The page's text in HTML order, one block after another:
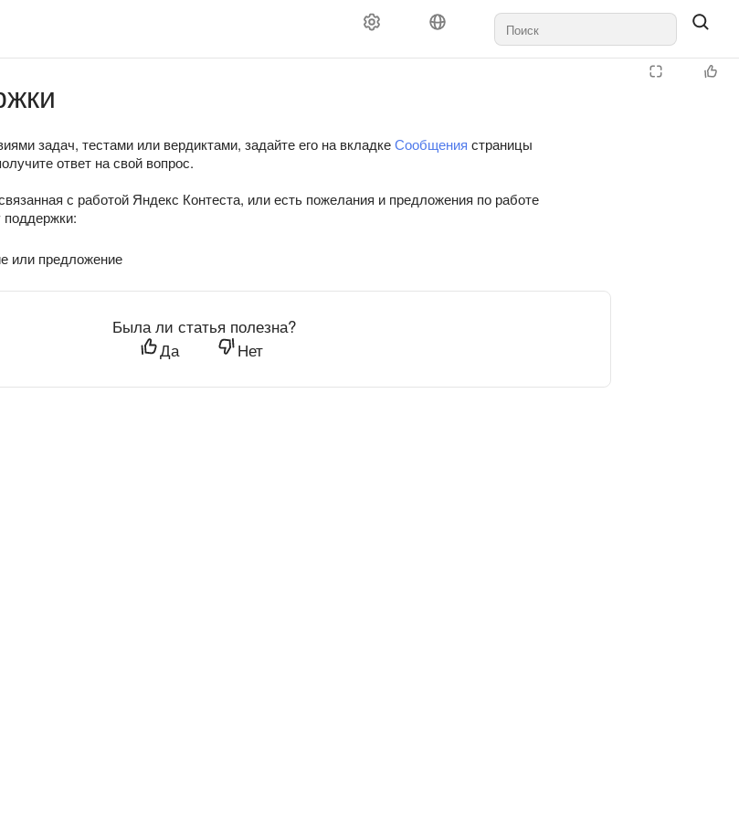
задач, тестами или вердиктами, задайте его на вкладкеСообщения страницы
ответ на свой вопрос.
с работой Яндекс Контеста, или есть пожелания и предложения по работе
или предложение
Была ли статья полезна?
Да
Нет